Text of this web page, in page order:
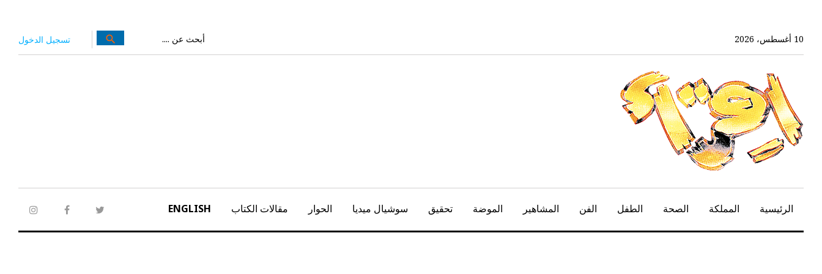
المحتوى
الرئيسي
10 أغسطس، 2026 تسجيل الدخول
عن:
search
twitter
facebook
الرئيسية المملكة الصحة الطفل الفن المشاهير الموضة تحقيق سوشيال ميديا الحوار مقالات الكتاب ENGLISH